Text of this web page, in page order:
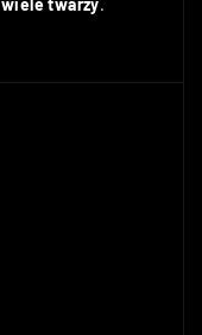
wiele twarzy.